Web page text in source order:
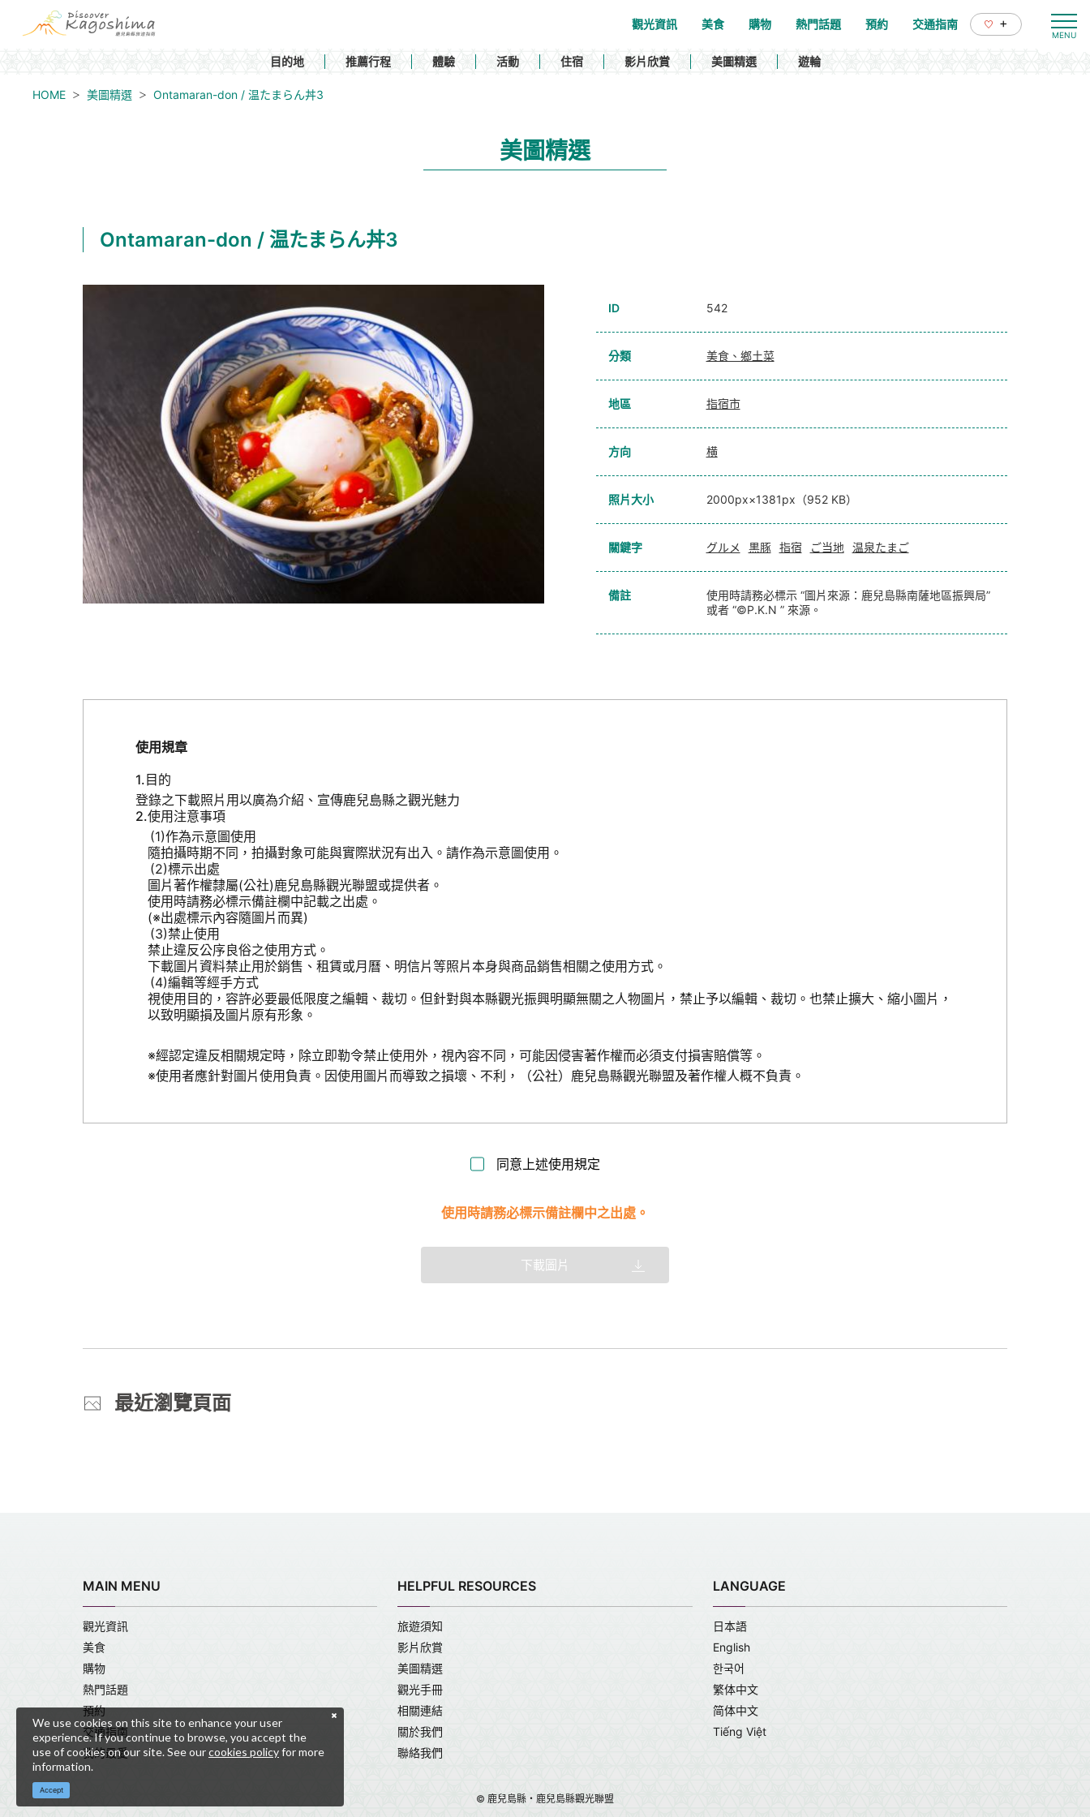
觀光資訊 美食 購物 熱門話題 預約 交通指南 +
目的地 推薦行程 體驗 活動 住宿 影片欣賞 美圖精選 遊輪
HOME 美圖精選 Ontamaran-don / 温たまらん丼3
美圖精選
Ontamaran-don / 温たまらん丼3
ID 542
分類 美食、鄉土菜
地區 指宿市
方向 横
照片大小 2000px×1381px（952 KB）
關鍵字 グルメ 黒豚 指宿 ご当地 温泉たまご
備註
使用時請務必標示 “圖片來源：鹿兒島縣南薩地區振興局”
或者 “©P.K.N ” 來源。
使用規章
目的
登錄之下載照片用以廣為介紹、宣傳鹿兒島縣之觀光魅力
使用注意事項
作為示意圖使用
隨拍攝時期不同，拍攝對象可能與實際狀況有出入。請作為示意圖使用。
標示出處
圖片著作權隸屬(公社)鹿兒島縣觀光聯盟或提供者。
使用時請務必標示備註欄中記載之出處。
(※出處標示內容隨圖片而異)
禁止使用
禁止違反公序良俗之使用方式。
下載圖片資料禁止用於銷售、租賃或月曆、明信片等照片本身與商品銷售相關之使用方式。
編輯等經手方式
視使用目的，容許必要最低限度之編輯、裁切。但針對與本縣觀光振興明顯無關之人物圖片，禁止予以編輯、裁切。也禁止擴大、縮小圖片，
以致明顯損及圖片原有形象。
※經認定違反相關規定時，除立即勒令禁止使用外，視內容不同，可能因侵害著作權而必須支付損害賠償等。
※使用者應針對圖片使用負責。因使用圖片而導致之損壞、不利，（公社）鹿兒島縣觀光聯盟及著作權人概不負責。
同意上述使用規定
使用時請務必標示備註欄中之出處。
下載圖片
最近瀏覽頁面
MAIN MENU
觀光資訊
美食
購物
熱門話題
預約
交通指南
我的最愛
HELPFUL RESOURCES
旅遊須知
影片欣賞
美圖精選
觀光手冊
相關連結
關於我們
聯絡我們
LANGUAGE
日本語
English
한국어
繁体中文
简体中文
Tiếng Việt
© 鹿兒島縣・鹿兒島縣觀光聯盟
We use cookies on this site to enhance your user
experience. If you continue to browse, you accept the
use of cookies on our site. See ourcookies policyfor more
information.
Accept